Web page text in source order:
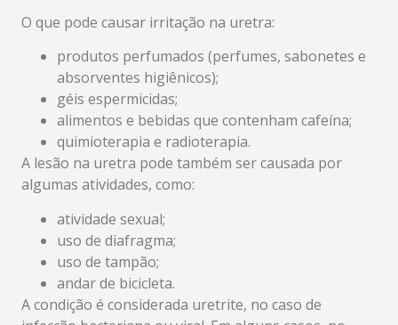
O que pode causar irritação na uretra:
produtos perfumados (perfumes, sabonetes e
absorventes higiênicos);
géis espermicidas;
alimentos e bebidas que contenham cafeína;
quimioterapia e radioterapia.
A lesão na uretra pode também ser causada por
algumas atividades, como:
atividade sexual;
uso de diafragma;
uso de tampão;
andar de bicicleta.
A condição é considerada uretrite, no caso de